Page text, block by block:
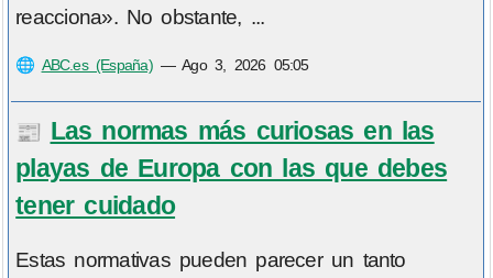
reacciona». No obstante, ...
🌐 ABC.es (España)—Ago 3, 2026 05:05
📰 Las normas más curiosas en las
playas de Europa con las que debes
tener cuidado
Estas normativas pueden parecer un tanto